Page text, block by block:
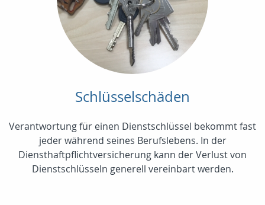
Schlüsselschäden
Verantwortung für einen Dienstschlüssel bekommt fast
jeder während seines Berufslebens. In der
Diensthaftpflichtversicherung kann der Verlust von
Dienstschlüsseln generell vereinbart werden.